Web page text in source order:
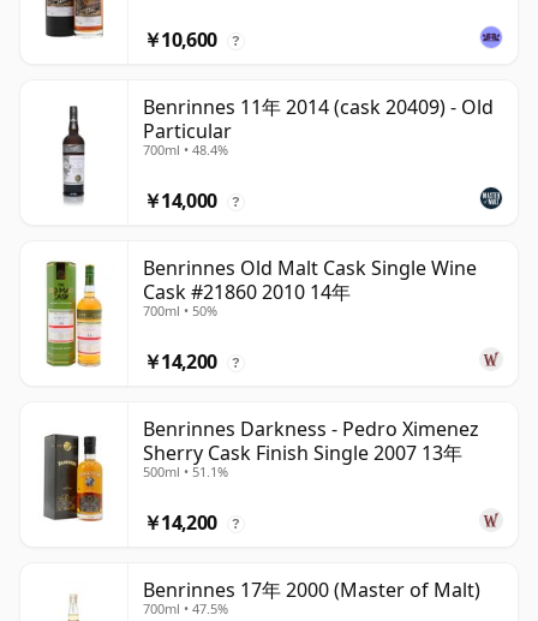
￥10,600 ?
Benrinnes 11年 2014 (cask 20409) - Old
Particular
700ml • 48.4%
￥14,000 ?
Benrinnes Old Malt Cask Single Wine
Cask #21860 2010 14年
700ml • 50%
￥14,200 ?
Benrinnes Darkness - Pedro Ximenez
Sherry Cask Finish Single 2007 13年
500ml • 51.1%
￥14,200 ?
Benrinnes 17年 2000 (Master of Malt)
700ml • 47.5%